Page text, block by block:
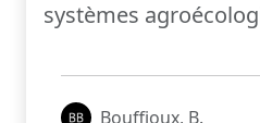
systèmes
Bouffioux, B.